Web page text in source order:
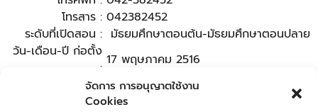
จัดการ การอนุญาตใช้งาน
Cookies
โทรสาร : 042382452
ระดับที่เปิดสอน : มัธยมศึกษาตอนต้น-มัธยมศึกษาตอนปลาย
วัน-เดือน-ปี ก่อตั้ง
: 17 พฤษภาคม 2516
อีเมล์ :srithatpit@hotmail.com
เว็บไซต์ : http://www.srithatpit.ac.th